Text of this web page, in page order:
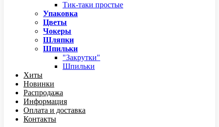
Тик-таки простые
Упаковка
Цветы
Чокеры
Шляпки
Шпильки
"Закрутки"
Шпильки
Хиты
Новинки
Распродажа
Информация
Оплата и доставка
Контакты